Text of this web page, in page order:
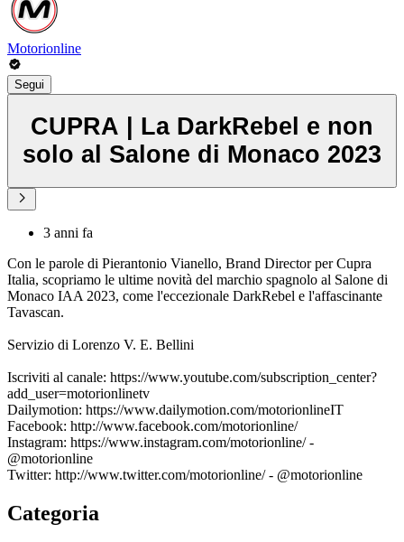
Motorionline
Segui
CUPRA | La DarkRebel e non
solo al Salone di Monaco 2023
3 anni fa
Con le parole di Pierantonio Vianello, Brand Director per Cupra
Italia, scopriamo le ultime novità del marchio spagnolo al Salone di
Monaco IAA 2023, come l'eccezionale DarkRebel e l'affascinante
Tavascan.
Servizio di Lorenzo V. E. Bellini
Iscriviti al canale: https://www.youtube.com/subscription_center?
add_user=motorionlinetv
Dailymotion: https://www.dailymotion.com/motorionlineIT
Facebook: http://www.facebook.com/motorionline/
Instagram: https://www.instagram.com/motorionline/ -
@motorionline
Twitter: http://www.twitter.com/motorionline/ - @motorionline
Categoria